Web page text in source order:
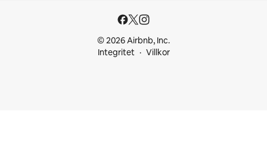
© 2026 Airbnb, Inc.
Integritet
Villkor